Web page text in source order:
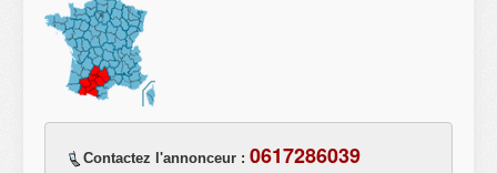
Contactez l'annonceur : 0617286039